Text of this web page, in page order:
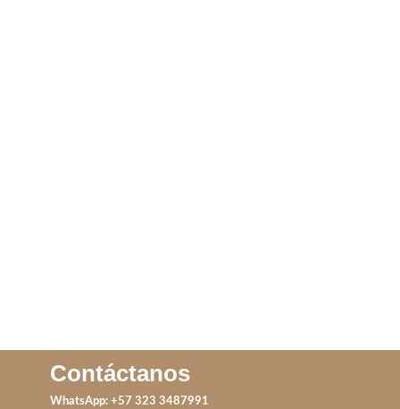
Contáctanos
WhatsApp: +57 323 3487991